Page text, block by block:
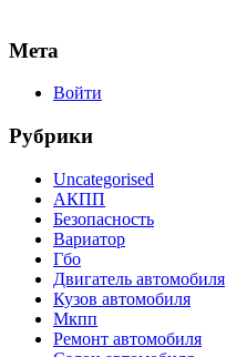
Мета
Войти
Рубрики
Uncategorised
АКПП
Безопасность
Вариатор
Гбо
Двигатель автомобиля
Кузов автомобиля
Мкпп
Ремонт автомобиля